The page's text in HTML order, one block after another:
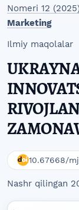
Nomeri 12
Marketing
Ilmiy maqolalar
10.67668/
Nashr qilingan